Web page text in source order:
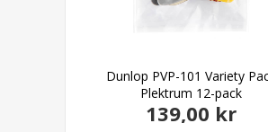
Dunlop PVP-101 Variety
Plektrum 12-pack
139,00 kr